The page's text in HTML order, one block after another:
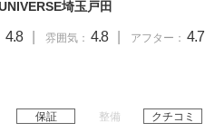
埼玉戸田
4.8 雰囲気： 4.8 アフター： 4.7
保証 整備 クチコミ